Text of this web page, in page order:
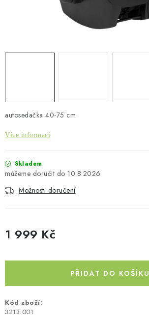
PRO PSY
OSTATNÍ NOSIČE
Kontakty O nás
Obchodní podmínky
autosedačka 40-75 cm
Více informací
Skladem
10.8.2026
Možnosti doručení
1 999 Kč
PŘIDAT DO KOŠÍKU
Kód zboží:
3213.001